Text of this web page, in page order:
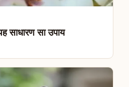
साधारण सा उपाय